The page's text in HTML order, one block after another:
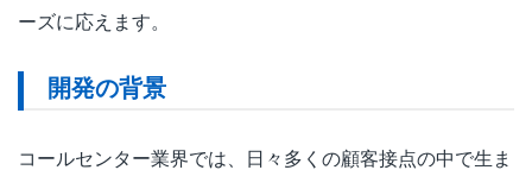
ーズに応えます。
開発の背景
コールセンター業界では、日々多くの顧客接点の中で生ま